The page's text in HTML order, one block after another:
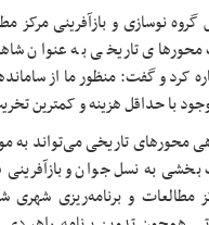
نوسازی و بازآفرینی مرکز
تاریخی به عنوان
کرد و گفت: منظور ما از
با حداقل هزینه و کمترین
محورهای تاریخی می‌تواند به
به نسل جوان و بازآفرینی
مطالعات و برنامه‌ریزی شهری